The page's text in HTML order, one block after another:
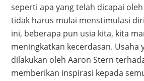
seperti apa yang telah dicapai
tidak harus mulai menstimulasi
ini, beberapa pun usia kita, kita
meningkatkan kecerdasan. Usaha
dilakukan oleh Aaron Stern
memberikan inspirasi kepada